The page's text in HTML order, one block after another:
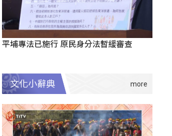
平埔專法已施行 原民身分法暫緩審查
文化小辭典